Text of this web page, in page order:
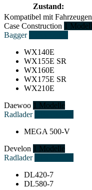
Zustand:
Kompatibel mit Fahrzeugen
Case Construction 1
Bagger
WX140E
WX155E SR
WX160E
WX175E SR
WX210E
Daewoo 1 Modelle
Radlader
MEGA 500-V
Develon 1 Modelle
Radlader
DL420-7
DL580-7